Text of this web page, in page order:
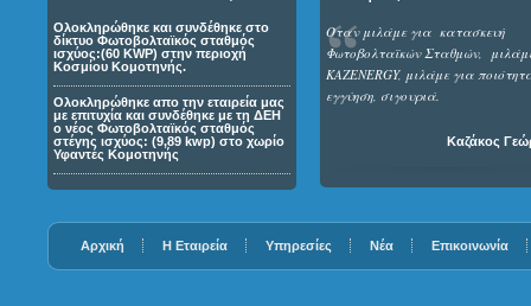
Ολοκληρώθηκε και συνδέθηκε στο
δίκτυο Φωτοβολταϊκός σταθμός
ισχύος:(60 KWP) στην περιοχή
Κοσμίου Κομοτηνής.
Ολοκληρώθηκε απο την εταιρεία μας
με επιτυχία και συνδέθηκε με τη ΔΕΗ
ο νέος Φωτοβολταϊκός σταθμός
στέγης ισχύος: (9,89 kwp) στο χωρίο
Υφαντές Κομοτηνής
Όταν μιλάμε για κατασκευή
Φωτοβολταϊκών Σταθμών,
KAZENERGY, μιλάμε για
εγγύηση, σιγουριά.
Καζάκος
Αρχική Η Εταιρεία Υπηρεσίες Νέα Επικοινωνία